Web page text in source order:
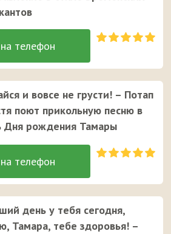
и вовсе не грусти! – Потап
поют прикольную песню в
Дня рождения Тамары
день у тебя сегодня,
Тамара, тебе здоровья! –